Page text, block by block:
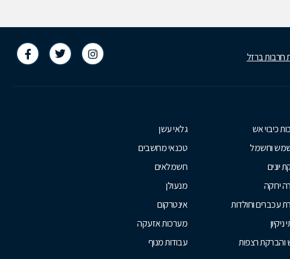
חרבות ברזל
כיבוי אש
שמש וחשמל
יונים
ירוקה
עכברים וחולדות
ניקיון
והברקת רצפות
גלאי עשן
טכנאי מחשבים
חשמלאים
מנעולן
אינטרקום
מערכות אזעקה
עבודות מנוף